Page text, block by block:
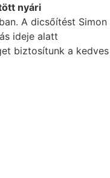
nyári
A dicsőítést Simon
ideje alatt
biztosítunk a kedves